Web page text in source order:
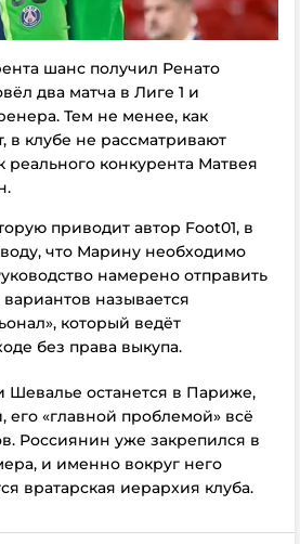
шанс получил Ренато
два матча в Лиге 1 и
Тем не менее, как
в клубе не рассматривают
реального конкурента Матвея
приводит автор Foot01, в
что Марину необходимо
намерено отправить
называется
который ведёт
без права выкупа.
Шевалье останется в Париже,
его «главной проблемой» всё
Россиянин уже закрепился в
и именно вокруг него
вратарская иерархия клуба.